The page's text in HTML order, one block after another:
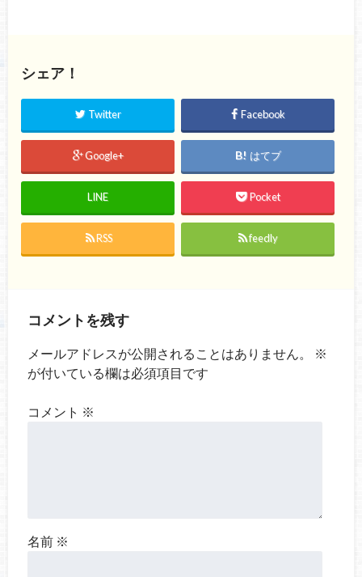
シェア！
Twitter Facebook
Google+ はてブ
LINE Pocket
RSS feedly
コメントを残す
メールアドレスが公開されることはありません。
※
が付いている欄は必須項目です
コメント ※
名前 ※